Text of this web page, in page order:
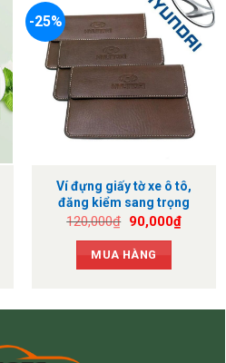
-25%
Ví đựng giấy tờ xe ô tô,
đăng kiểm sang trọng
120,000₫ Giá
là:
120,000₫.
90,000₫Giá
MUA HÀNG